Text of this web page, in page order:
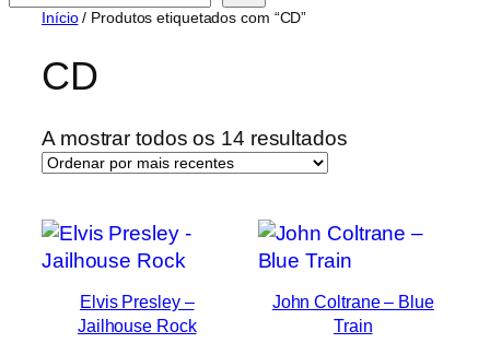
Início/ Produtos etiquetados com “CD”
CD
A mostrar todos os 14 resultadosOrdenado
recentes
Elvis Presley –
Jailhouse Rock
John Coltrane – Blue
Train